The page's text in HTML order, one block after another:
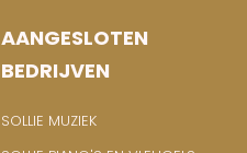
AANGESLOTEN
BEDRIJVEN
SOLLIE MUZIEK